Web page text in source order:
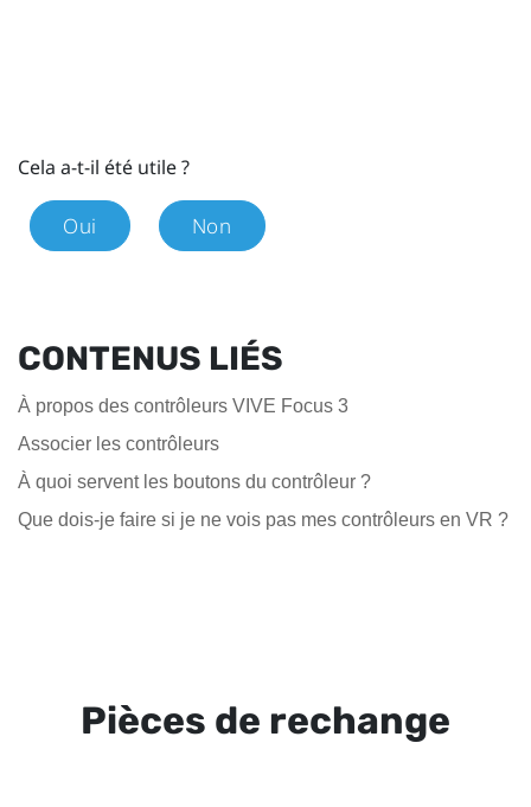
Cela a-t-il été utile ?
Oui Non
CONTENUS LIÉS
À propos des contrôleurs VIVE Focus 3
Associer les contrôleurs
À quoi servent les boutons du contrôleur ?
Que dois-je faire si je ne vois pas mes contrôleurs en VR ?
Pièces de rechange